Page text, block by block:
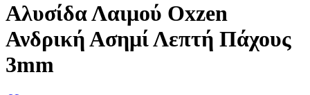
Αλυσίδα Λαιμού Oxzen
Ανδρική Ασημί Λεπτή Πάχους
3mm